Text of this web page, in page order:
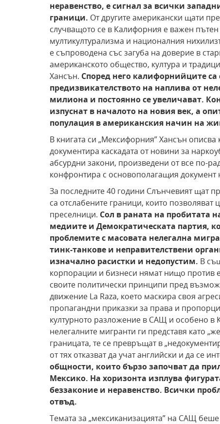
неравенство, есигнал за всички
граници. От другите американски щати
случващото се в Калифорния е важен пътен
мултикултурализма и националния
е съпроводена със загуба на доверие в
американското общество, култура и
Хансън. Според него калифорнийците
предизвикателството на наплива от
милиона и постоянно сеувеличават.
изпуснат в началото на новия век, а
популация в американския начин на
В книгата си „Мексифорния” Хансън
документира каскадата от новини за
абсурдни закони, произведени от все по-
конфронтира с основополагащия документ
За последните 40 години Слънчевият щат
са отслабените граници, които
преселници. Сол в раната на пробитата
медиите и Демократическата партия,
проблемите с масовата нелегална
тинк-танкове и неправителствени
изначално расистки и недопустим. В
корпорации и бизнеси нямат нищо против
своите политически принципи пред
движение La Raza, което маскира своя
пропагандни приказки за права и
културното разложение в САЩ и особено в
нелегалните мигранти ги представя като
границата, те се превръщат в
от тях отказват да учат английски и да се
общности, които бързо започват да
Мексико. На хоризонта изплува
беззаконие и неравенство. Всички
отвъд.
Темата за „мексиканизацията” на САЩ